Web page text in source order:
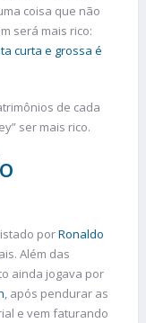
coisa que não
será mais rico:
curta e grossa é
de cada
ser mais rico.
porRonaldo
Além das
ainda jogava por
, após pendurar as
e vem faturando